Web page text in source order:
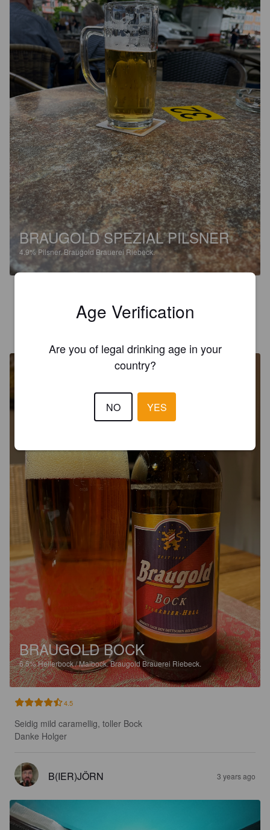
BRAUGOLD SPEZIAL PILSNER
4.9% Pilsner.Braugold Brauerei Riebeck.
BRAUGOLD BOCK
6.5%Hellerbock / Maibock.Braugold Brauerei Riebeck.
4.5
Seidig mild caramellig, toller Bock
Danke Holger
B(IER)JÖRN 3 years ago
Age Verification
Are you of legal drinking age in your
country?
NO YES